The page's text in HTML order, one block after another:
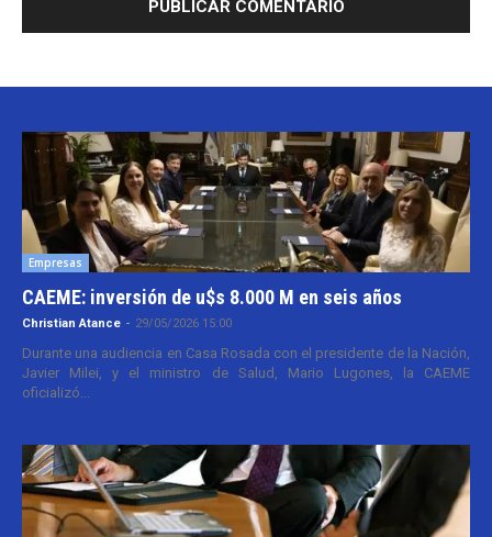
Empresas
CAEME: inversión de u$s 8.000 M en seis años
Christian Atance - 29/05/2026 15:00
Durante una audiencia en Casa Rosada con el presidente de la Nación,
Javier Milei, y el ministro de Salud, Mario Lugones, la CAEME
oficializó...